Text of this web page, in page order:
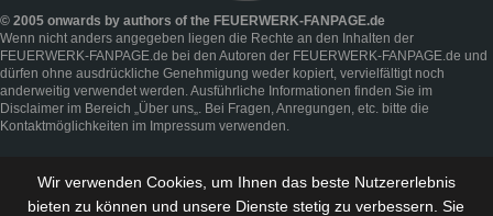
© 2005 onwards by authors of the FEUERWERK-FANPAGE.de
Wenn nicht anders angegeben liegen die Rechte an den Inhalten der
FEUERWERK-FANPAGE.de bei den Autoren der FEUERWERK-FANPAGE.de und
dürfen ohne ausdrückliche Genehmigung weder kopiert, vervielfältigt noch
anderweitig verwendet werden. Ausführliche Informationen finden Sie im
Disclaimer im Bereich „Über uns„. Bei Fragen, Anregungen, etc. bitte die
Kontaktmöglichkeiten im Impressum verwenden.
Wir verwenden Cookies, um Ihnen das beste Nutzererlebnis
bieten zu können und unsere Dienste stetig zu verbessern . Sie